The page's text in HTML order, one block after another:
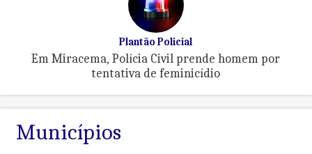
Plantão Policial
Em Miracema, Polícia Civil prende homem por
tentativa de feminicídio
Municípios